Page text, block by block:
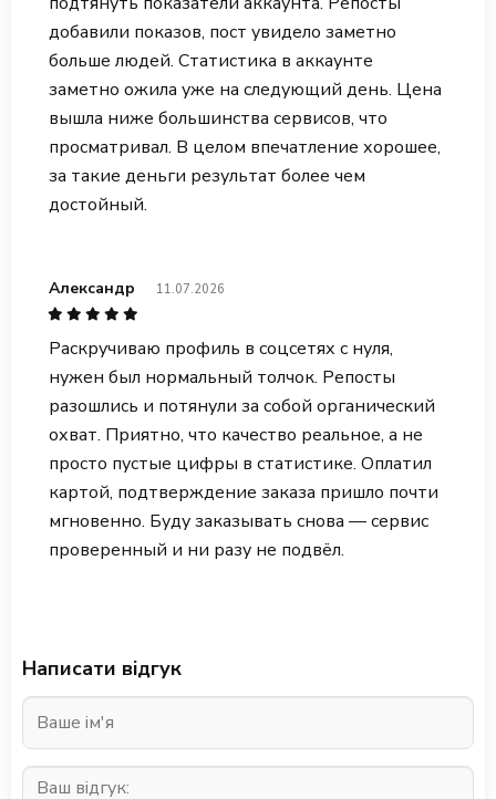
добавили показов, пост увидело заметно
больше людей. Статистика в аккаунте
заметно ожила уже на следующий день. Цена
вышла ниже большинства сервисов, что
просматривал. В целом впечатление хорошее,
за такие деньги результат более чем
достойный.
Александр 11.07.2026
Раскручиваю профиль в соцсетях с нуля,
нужен был нормальный толчок. Репосты
разошлись и потянули за собой органический
охват. Приятно, что качество реальное, а не
просто пустые цифры в статистике. Оплатил
картой, подтверждение заказа пришло почти
мгновенно. Буду заказывать снова — сервис
проверенный и ни разу не подвёл.
Написати відгук